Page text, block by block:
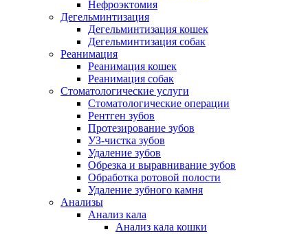
Нефроэктомия
Дегельминтизация
Дегельминтизация кошек
Дегельминтизация собак
Реанимация
Реанимация кошек
Реанимация собак
Стоматологические услуги
Стоматологические операции
Рентген зубов
Протезирование зубов
УЗ-чистка зубов
Удаление зубов
Обрезка и выравнивание зубов
Обработка ротовой полости
Удаление зубного камня
Анализы
Анализ кала
Анализ кала кошки